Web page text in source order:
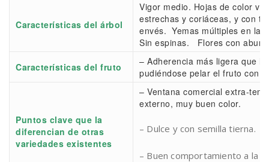
Características del árbol
Vigor medio. Hojas de color
estrechas y coriáceas, y con
envés. Yemas múltiples en
Sin espinas. Flores con
Características del fruto
– Adherencia más ligera que
pudiéndose pelar el fruto con
Puntos clave que la
diferencian de otras
variedades existentes
– Ventana comercial extra-
externo, muy buen color.
– Dulce y con semilla tierna.
– Buen comportamiento a la